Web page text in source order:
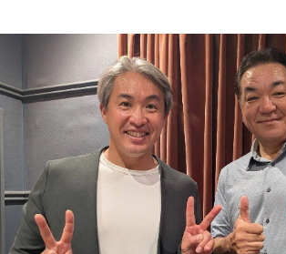
お知らせ
イベント・グッズ
YouTube
会社情報